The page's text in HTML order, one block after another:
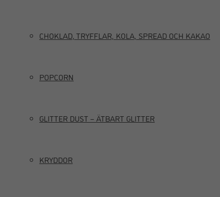
CHOKLAD, TRYFFLAR, KOLA, SPREAD OCH KAKAO
POPCORN
GLITTER DUST – ÄTBART GLITTER
KRYDDOR